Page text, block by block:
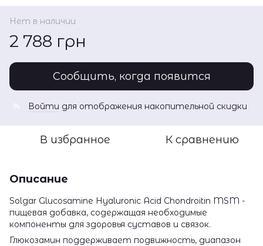
Нет в наличии
2 788 грн
Сообщить, когда появится
Войти для отображения накопительной скидки
В избранное К сравнению
Описание
Solgar Glucosamine Hyaluronic Acid Chondroitin MSM -
пищевая добавка, содержащая необходимые
компоненты для здоровья суставов и связок.
Глюкозамин поддерживает подвижность, диапазон